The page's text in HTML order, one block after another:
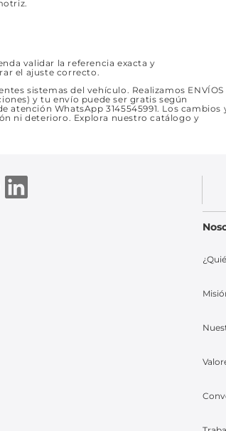
validar la referencia exacta y
el ajuste correcto.
sistemas del vehículo. Realizamos ENVÍOS
y tu envío puede ser gratis según
atención WhatsApp 3145545991. Los cambios
ni deterioro. Explora nuestro catálogo y